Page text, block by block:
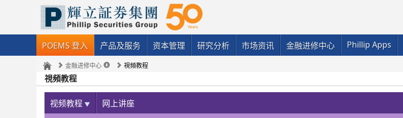
POEMS 登入 产品及服务 资本管理 研究分析 市场资讯 金融进修中心 Phillip Apps
金融进修中心 視頻教程
視頻教程
视频教程 网上讲座